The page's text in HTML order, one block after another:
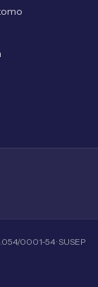
0001-54 · SUSEP